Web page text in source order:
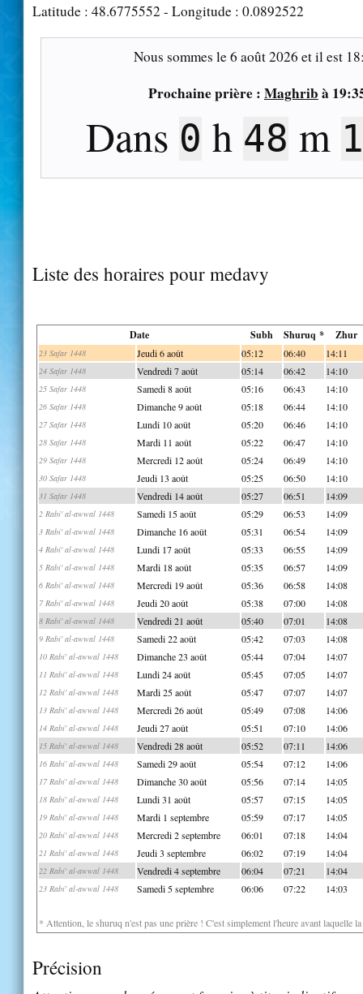
Latitude : 48.6775552 - Longitude : 0.0892522
Nous sommes le6 août 2026 et il est
Prochaine prière : Maghrib à
Dans 0 h 48 m
Liste des horaires pour medavy
Date Subh Shuruq * Zhur
23 Safar 1448 Jeudi 6 août 05:12 06:40 14:11
24 Safar 1448 Vendredi 7 août 05:14 06:42 14:10
25 Safar 1448 Samedi 8 août 05:16 06:43 14:10
26 Safar 1448 Dimanche 9 août 05:18 06:44 14:10
27 Safar 1448 Lundi 10 août 05:20 06:46 14:10
28 Safar 1448 Mardi 11 août 05:22 06:47 14:10
29 Safar 1448 Mercredi 12 août 05:24 06:49 14:10
30 Safar 1448 Jeudi 13 août 05:25 06:50 14:10
31 Safar 1448 Vendredi 14 août 05:27 06:51 14:09
2 Rabi' al-awwal 1448 Samedi 15 août 05:29 06:53 14:09
3 Rabi' al-awwal 1448 Dimanche 16 août 05:31 06:54 14:09
4 Rabi' al-awwal 1448 Lundi 17 août 05:33 06:55 14:09
5 Rabi' al-awwal 1448 Mardi 18 août 05:35 06:57 14:09
6 Rabi' al-awwal 1448 Mercredi 19 août 05:36 06:58 14:08
7 Rabi' al-awwal 1448 Jeudi 20 août 05:38 07:00 14:08
8 Rabi' al-awwal 1448 Vendredi 21 août 05:40 07:01 14:08
9 Rabi' al-awwal 1448 Samedi 22 août 05:42 07:03 14:08
10 Rabi' al-awwal 1448 Dimanche 23 août 05:44 07:04 14:07
11 Rabi' al-awwal 1448 Lundi 24 août 05:45 07:05 14:07
12 Rabi' al-awwal 1448 Mardi 25 août 05:47 07:07 14:07
13 Rabi' al-awwal 1448 Mercredi 26 août 05:49 07:08 14:06
14 Rabi' al-awwal 1448 Jeudi 27 août 05:51 07:10 14:06
15 Rabi' al-awwal 1448 Vendredi 28 août 05:52 07:11 14:06
16 Rabi' al-awwal 1448 Samedi 29 août 05:54 07:12 14:06
17 Rabi' al-awwal 1448 Dimanche 30 août 05:56 07:14 14:05
18 Rabi' al-awwal 1448 Lundi 31 août 05:57 07:15 14:05
19 Rabi' al-awwal 1448 Mardi 1 septembre 05:59 07:17 14:05
20 Rabi' al-awwal 1448 Mercredi 2 septembre 06:01 07:18 14:04
21 Rabi' al-awwal 1448 Jeudi 3 septembre 06:02 07:19 14:04
22 Rabi' al-awwal 1448 Vendredi 4 septembre 06:04 07:21 14:04
23 Rabi' al-awwal 1448 Samedi 5 septembre 06:06 07:22 14:03
* Attention, le shuruq n'est pas une prière ! C'est simplement l'heure avant laquelle
Précision